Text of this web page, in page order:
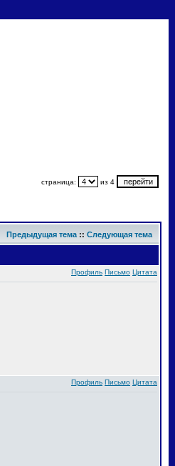
страница: из 4
Предыдущая тема :: Следующая тема
Профиль Письмо Цитата
Профиль Письмо Цитата